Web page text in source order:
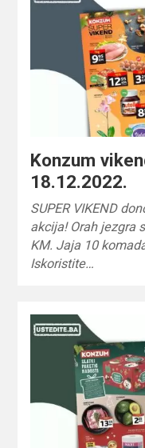
Konzum
18.12.2022.
SUPER VIKEND
akcija! Orah jezgra
KM. Jaja 10
Iskoristite…